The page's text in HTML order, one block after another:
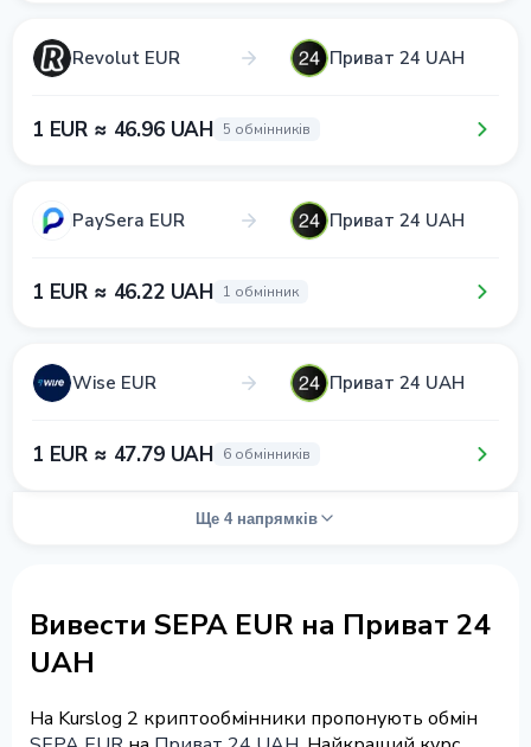
Revolut EUR Приват 24 UAH
1 EUR ≈ 46.96 UAH 5 обмінників
PaySera EUR Приват 24 UAH
1 EUR ≈ 46.22 UAH 1 обмінник
Wise EUR Приват 24 UAH
1 EUR ≈ 47.79 UAH 6 обмінників
Ще 4 напрямків
Вивести SEPA EUR на Приват 24
UAH
На Kurslog 2 криптообмінники пропонують обмін